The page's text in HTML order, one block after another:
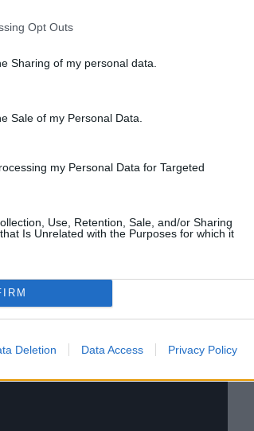
Opt Outs
Sharing of my personal data.
Sale of my Personal Data.
my Personal Data for Targeted
Use, Retention, Sale, and/or Sharing
Is Unrelated with the Purposes for which it
Deletion Data Access Privacy Policy
λεπτό